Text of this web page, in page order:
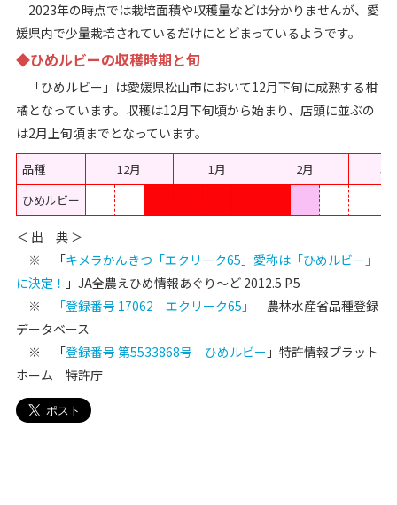
2023年の時点では栽培面積や収穫量などは分かりませんが、愛
媛県内で少量栽培されているだけにとどまっているようです。
◆ひめルビーの収穫時期と旬
「ひめルビー」は愛媛県松山市において12月下旬に成熟する柑
橘となっています。収穫は12月下旬頃から始まり、店頭に並ぶの
は2月上旬頃までとなっています。
品種 12月 1月 2月
3
ひめルビー
＜ 出 典 ＞
※ 「キメラかんきつ「エクリーク65」愛称は「ひめルビー」
に決定！ 」JA全農えひめ情報あぐり～ど 2012.5 P.5
※
「登録番号 17062 エクリーク65」
農林水産省品種登録
データベース
※ 「登録番号 第5533868号 ひめルビー 」特許情報プラット
ホーム 特許庁